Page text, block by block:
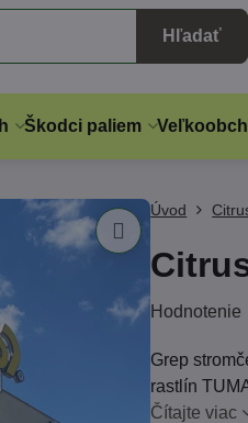
Hľadať
Škodci paliem
Úvod
Hodnotenie
Grep
rastlín
Čítajte viac